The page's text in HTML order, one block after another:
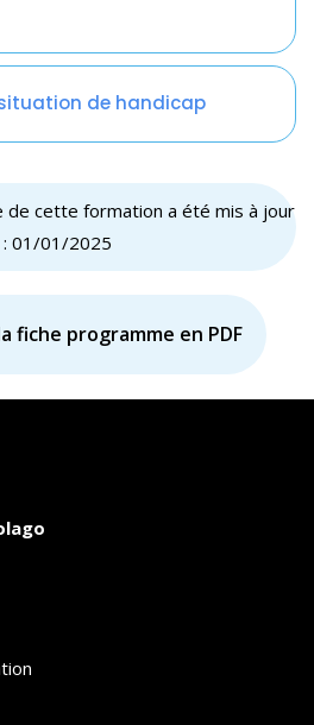
de handicap
de cette formation a été mis à jour
: 01/01/2025
fiche programme en PDF